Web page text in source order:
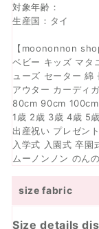
対象年齢：
生産国：タイ
【moononnon
ベビー キッズ マタ
ューズ セーター 綿
アウター カーディ
80cm 90cm
1歳 2歳 3歳 4歳 5
出産祝い プレゼン
入学式 入園式 卒
ムーノンノン のん
size fabric
Size details